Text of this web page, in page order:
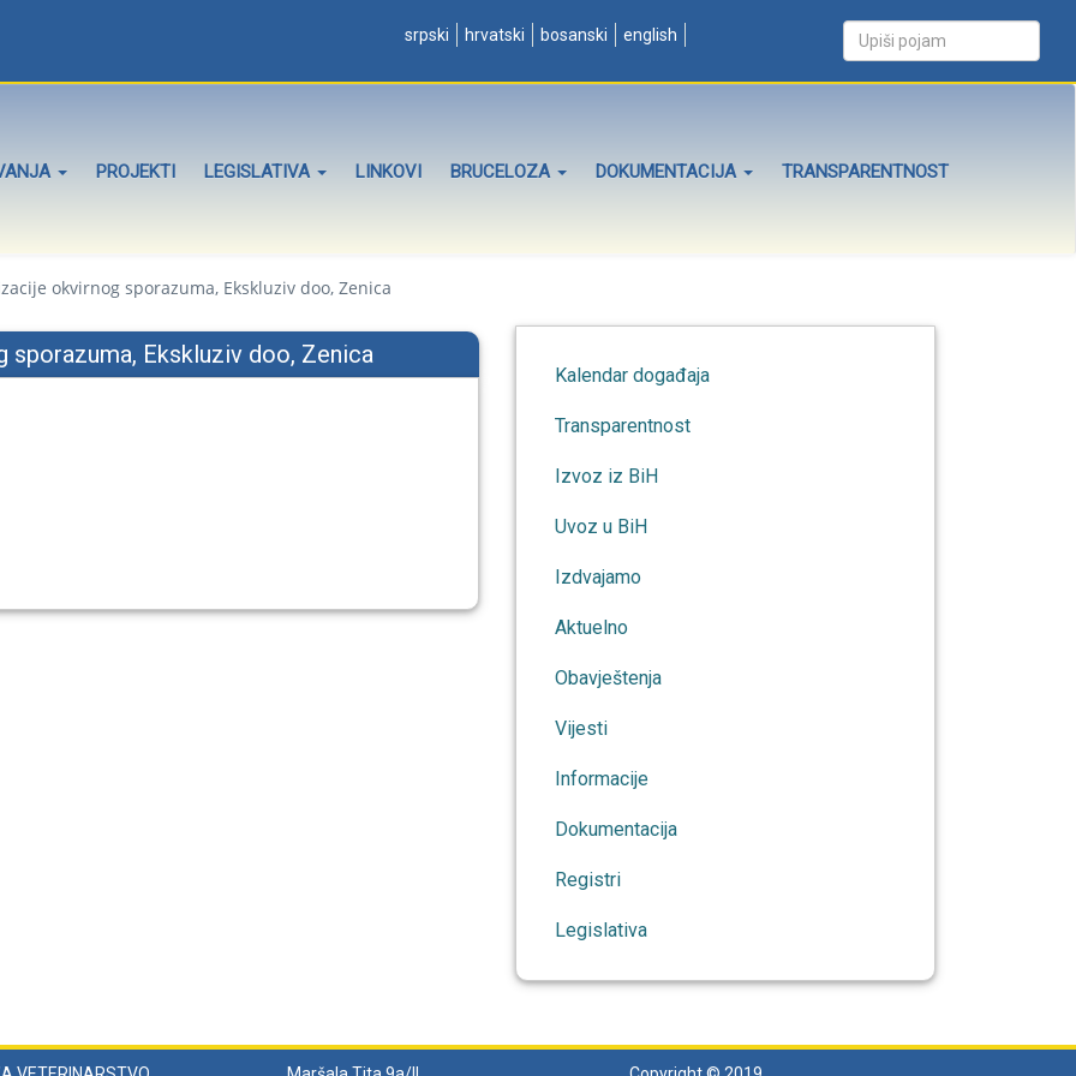
srpski hrvatski bosanski english
PROJEKTI LEGISLATIVA LINKOVI BRUCELOZA DOKUMENTACIJA TRANSPARENTNOST
okvirnog sporazuma, Ekskluziv doo, Zenica
sporazuma, Ekskluziv doo, Zenica
Kalendar događaja
Transparentnost
Izvoz iz BiH
Uvoz u BiH
Izdvajamo
Aktuelno
Obavještenja
Vijesti
Informacije
Dokumentacija
Registri
Legislativa